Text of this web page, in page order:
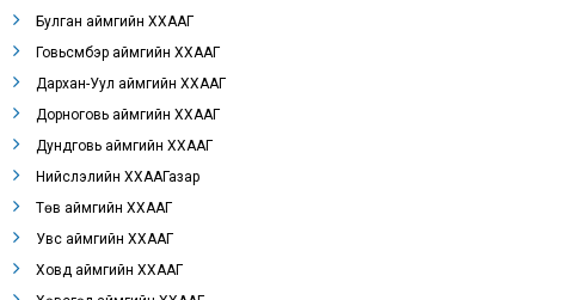
Булган аймгийн ХХААГ
Говьсүмбэр аймгийн ХХААГ
Дархан-Уул аймгийн ХХААГ
Дорноговь аймгийн ХХААГ
Дундговь аймгийн ХХААГ
Нийслэлийн ХХААГазар
Төв аймгийн ХХААГ
Увс аймгийн ХХААГ
Ховд аймгийн ХХААГ